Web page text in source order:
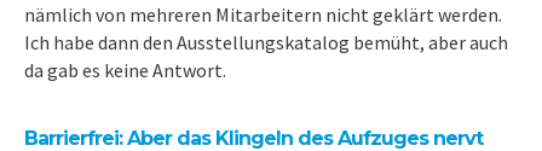
nämlich von mehreren Mitarbeitern nicht geklärt werden.
Ich habe dann den Ausstellungskatalog bemüht, aber auch
da gab es keine Antwort.
Barrierfrei: Aber das Klingeln des Aufzuges nervt